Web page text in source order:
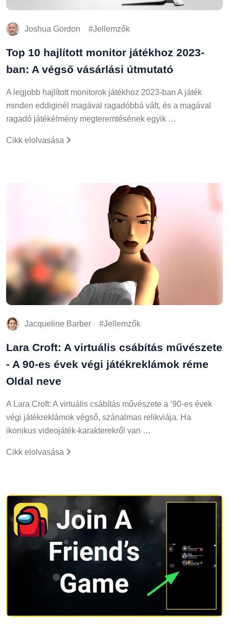
Joshua Gordon Jellemzők
Top 10 hajlított monitor játékhoz 2023-
ban: A végső vásárlási útmutató
A legjobb hajlított monitorok játékhoz 2023-ban A játék
minden eddiginél magával ragadóbbá vált, és a magával
ragadó játékélmény megteremtésének egyik …
Cikk elolvasása
Jacqueline Barber Jellemzők
Lara Croft: A virtuális csábítás művészete
- A 90-es évek végi játékreklámok réme
Oldal neve
A Lara Croft: A virtuális csábítás művészete a ‘90-es évek
végi játékreklámok végső, szánalmas relikviája. Ha
ikonikus videojáték-karakterekről van …
Cikk elolvasása